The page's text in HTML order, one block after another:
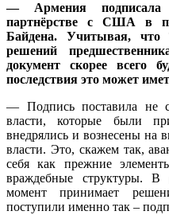
— Армения подписала
партнёрстве с США в
Байдена. Учитывая, что
решений
документ скорее всего
последствия это может
— Подпись поставила не
власти, которые были
внедрялись и вознесены на
власти. Это, скажем так,
себя как прежние
враждебные структуры. В
момент принимает
поступили именно так –